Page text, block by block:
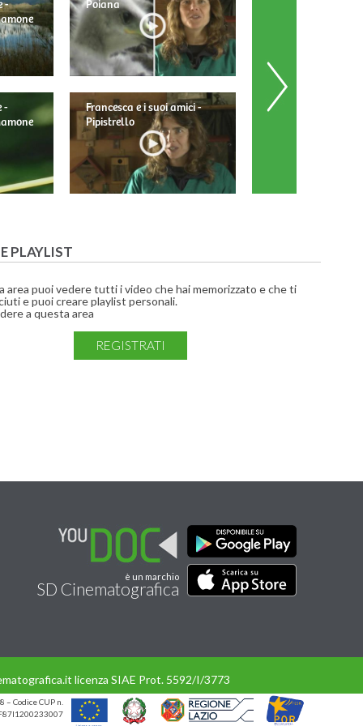
-
-
Poiana
Francesca e i suoi amici -
Pipistrello
Francesca e i suoi
PLAYLIST
area puoi vedere tutti i video che hai memorizzato e che ti
e puoi creare playlist personali.
a questa area
REGISTRATI
è un marchio
SD Cinematografica
licenza SIAE Prot. 5592/I/3773
– Codice CUP n.